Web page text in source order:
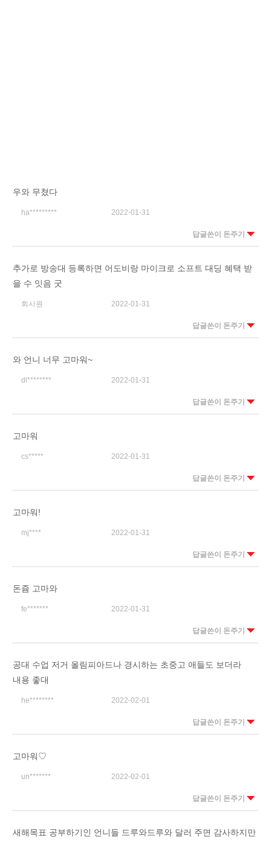
우와 무쳤다
ha********* 2022-01-31
답글쓴이 돈주기
추가로 방송대 등록하면 어도비랑 마이크로 소프트 대딩 혜택 받
을 수 잇음 굿
회사원 2022-01-31
답글쓴이 돈주기
와 언니 너무 고마워~
dl******** 2022-01-31
답글쓴이 돈주기
고마워
cs***** 2022-01-31
답글쓴이 돈주기
고마워!
mj**** 2022-01-31
답글쓴이 돈주기
돈쥼 고마와
fe******* 2022-01-31
답글쓴이 돈주기
공대 수업 저거 올림피아드나 경시하는 초중고 애들도 보더라
내용 좋대
he******** 2022-02-01
답글쓴이 돈주기
고마워♡
un******* 2022-02-01
답글쓴이 돈주기
새해목표 공부하기인 언니들 드루와드루와 달러 주면 감사하지만